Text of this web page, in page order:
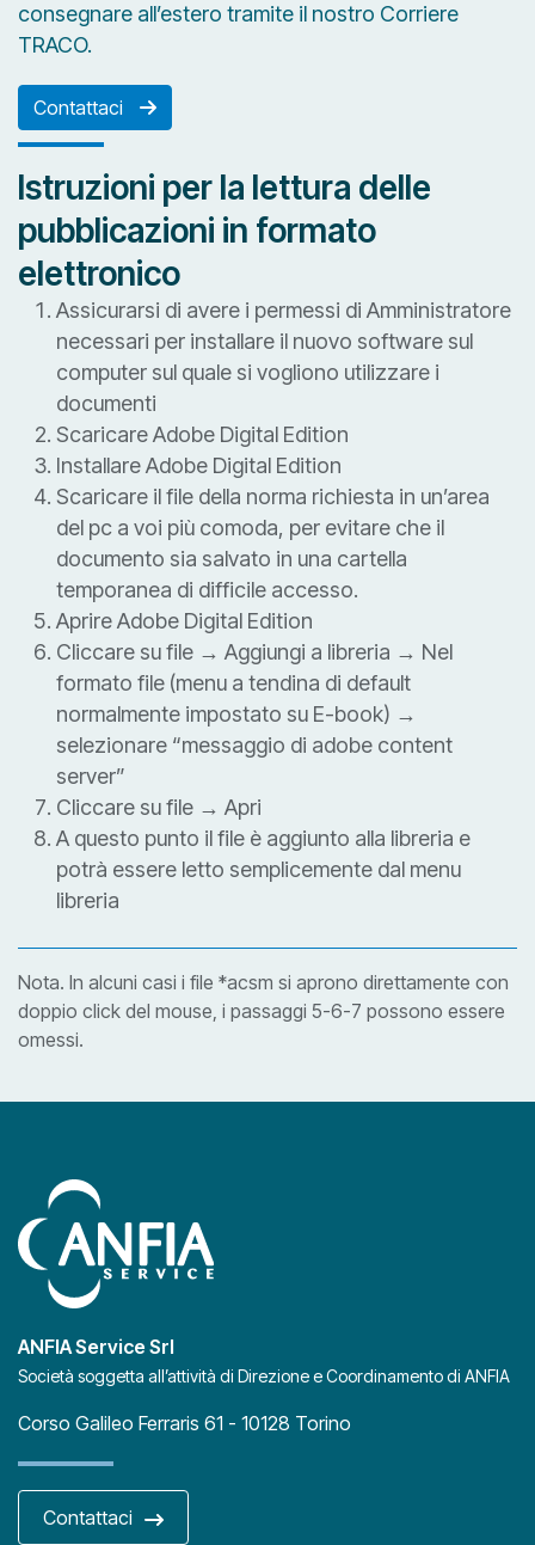
consegnare all’estero tramite il nostro Corriere
TRACO.
Contattaci
Istruzioni per la lettura delle
pubblicazioni in formato
elettronico
Assicurarsi di avere i permessi di Amministratore
necessari per installare il nuovo software sul
computer sul quale si vogliono utilizzare i
documenti
Scaricare Adobe Digital Edition
Installare Adobe Digital Edition
Scaricare il file della norma richiesta in un’area
del pc a voi più comoda, per evitare che il
documento sia salvato in una cartella
temporanea di difficile accesso.
Aprire Adobe Digital Edition
Cliccare su file → Aggiungi a libreria → Nel
formato file (menu a tendina di default
normalmente impostato su E-book) →
selezionare “messaggio di adobe content
server”
Cliccare su file → Apri
A questo punto il file è aggiunto alla libreria e
potrà essere letto semplicemente dal menu
libreria
Nota. In alcuni casi i file *acsm si aprono direttamente con
doppio click del mouse, i passaggi 5-6-7 possono essere
omessi.
ANFIA Service Srl
Società soggetta all’attività di Direzione e Coordinamento di ANFIA
Corso Galileo Ferraris 61 - 10128 Torino
Contattaci